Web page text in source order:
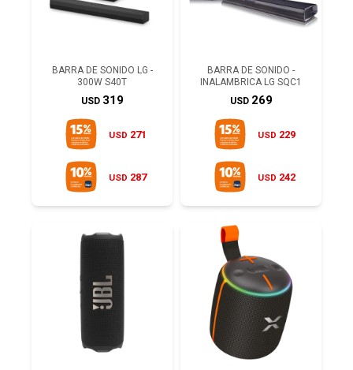
BARRA DE SONIDO LG -
300W S40T
USD 319
USD 271
USD 287
BARRA DE SONIDO -
INALAMBRICA LG SQC1
USD 269
USD 229
USD 242